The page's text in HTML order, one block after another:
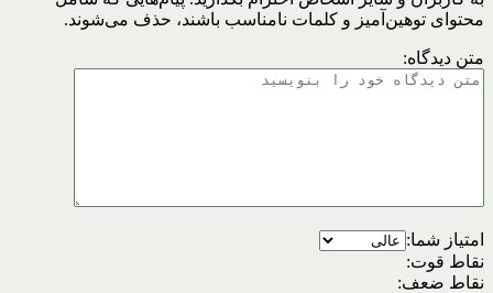
محتوای توهین‌آمیز و کلمات نامناسب باشند، حذف می‌شوند.
متن دیدگاه:
امتیاز شما:
نقاط قوت:
نقاط ضعف: